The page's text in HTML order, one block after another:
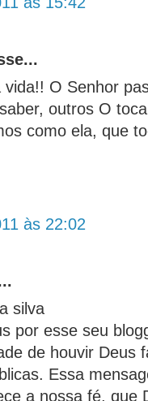
vida!! O Senhor
outros O
como ela, que
às 22:02
silva
por esse seu
de houvir Deus
Essa
a nossa fé, que